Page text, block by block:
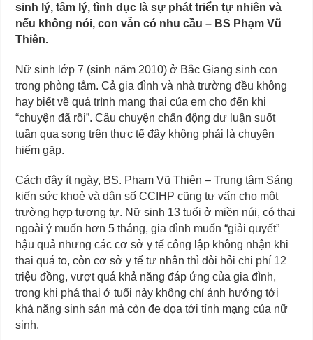
sinh lý, tâm lý, tình dục là sự phát triển tự nhiên và
nếu không nói, con vẫn có nhu cầu – BS Phạm Vũ
Thiên.
Nữ sinh lớp 7 (sinh năm 2010) ở Bắc Giang sinh con
trong phòng tắm. Cả gia đình và nhà trường đều không
hay biết về quá trình mang thai của em cho đến khi
“chuyện đã rồi”. Câu chuyện chấn động dư luận suốt
tuần qua song trên thực tế đây không phải là chuyện
hiếm gặp.
Cách đây ít ngày, BS. Phạm Vũ Thiên – Trung tâm Sáng
kiến sức khoẻ và dân số CCIHP cũng tư vấn cho một
trường hợp tương tự. Nữ sinh 13 tuổi ở miền núi, có thai
ngoài ý muốn hơn 5 tháng, gia đình muốn “giải quyết”
hậu quả nhưng các cơ sở y tế công lập không nhận khi
thai quá to, còn cơ sở y tế tư nhân thì đòi hỏi chi phí 12
triệu đồng, vượt quá khả năng đáp ứng của gia đình,
trong khi phá thai ở tuổi này không chỉ ảnh hưởng tới
khả năng sinh sản mà còn đe dọa tới tính mạng của nữ
sinh.